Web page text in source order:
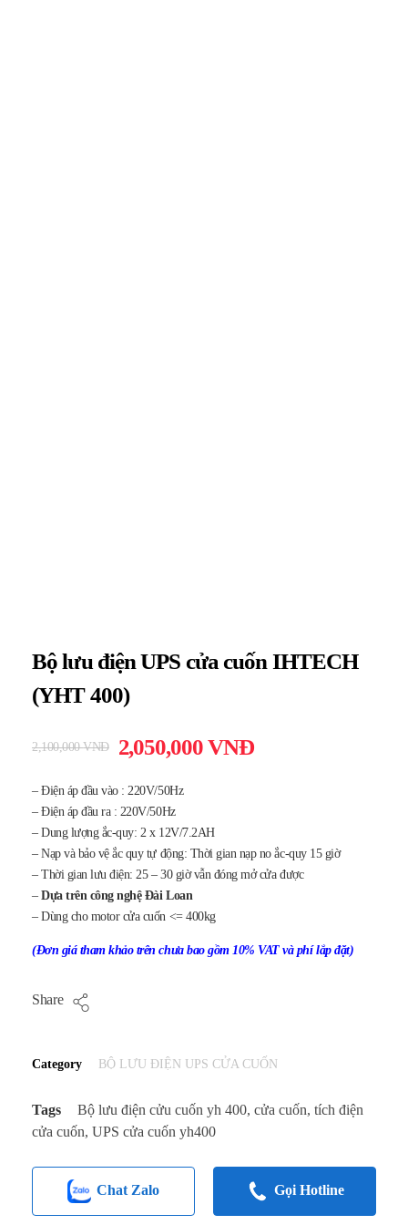
Bộ lưu điện UPS cửa cuốn IHTECH
(YHT 400)
2,050,000VNĐ
2,100,000VNĐ
– Điện áp đầu vào : 220V/50Hz
– Điện áp đầu ra : 220V/50Hz
– Dung lượng ắc-quy: 2 x 12V/7.2AH
– Nạp và bảo vệ ắc quy tự động: Thời gian nạp no ắc-quy 15 giờ
– Thời gian lưu điện: 25 – 30 giờ vẫn đóng mở cửa được
–Dựa trên công nghệ Đài Loan
– Dùng cho motor cửa cuốn <= 400kg
(Đơn giá tham khảo trên chưa bao gồm 10% VAT và phí lắp đặt)
Share
Category BỘ LƯU ĐIỆN UPS CỬA CUỐN
Tags Bộ lưu điện cửu cuốn yh 400, cửa cuốn, tích điện
cửa cuốn, UPS cửa cuốn yh400
Chat Zalo Gọi Hotline